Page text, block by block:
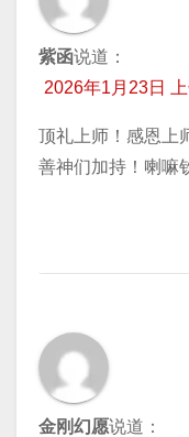
紫函说道：
2026年1月23日
顶礼上师！感恩上
善神们加持！喇嘛
金刚幻愿说道：